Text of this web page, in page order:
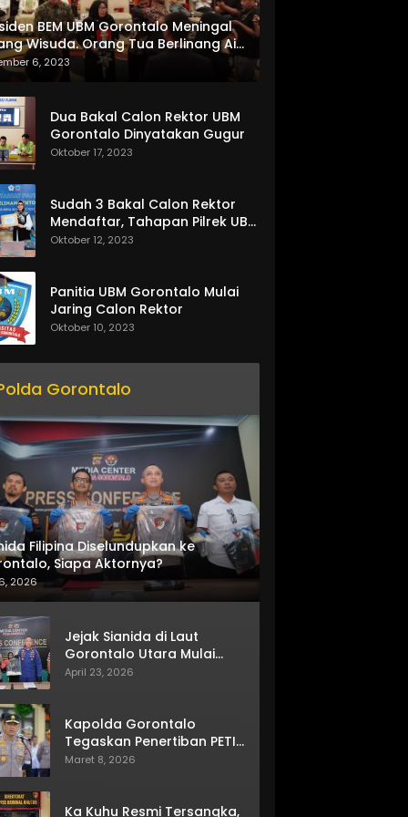
BEM UBM Gorontalo Meningal
Wisuda. Orang Tua Berlinang Air
Menerima SKL dan Pemasangan
6, 2023
Dua Bakal Calon Rektor UBM
Gorontalo Dinyatakan Gugur
Oktober 17, 2023
Sudah 3 Bakal Calon Rektor
Mendaftar, Tahapan Pilrek UBM
Gorontalo Makin Seru
Oktober 12, 2023
Panitia UBM Gorontalo Mulai
Jaring Calon Rektor
Oktober 10, 2023
Gorontalo
Filipina Diselundupkan ke
Siapa Aktornya?
2026
Jejak Sianida di Laut
Gorontalo Utara Mulai
Terkuak
April 23, 2026
Kapolda Gorontalo
Tegaskan Penertiban PETI
Terus Berjalan
Maret 8, 2026
Ka Kuhu Resmi Tersangka,